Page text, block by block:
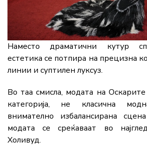
Наместодраматични кутур
естетикасе потпира на прецизна
линии и суптилен луксуз.
Во таасмисла, модата на Оскарите
категорија, не класична
внимателно избалансирана сцена
модатасесреќаваат во
Холивуд.